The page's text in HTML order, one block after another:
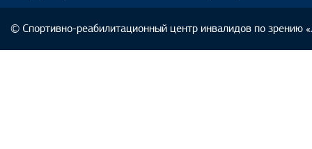
© Спортивно-реабилитационный центр инвалидов по зрению